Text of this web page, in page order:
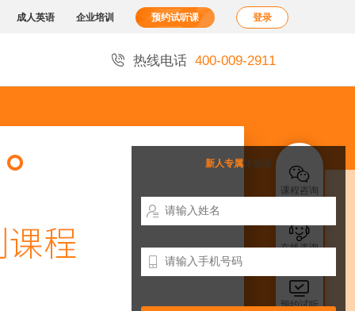
成人英语 企业培训 预约试听课 登录
 热线电话 400-009-2911

课程咨询

在线咨询

预约试听
新人专属体验课

